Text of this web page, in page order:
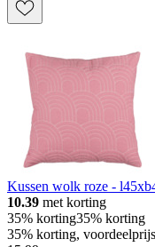
Kussen wolk roze -
10.39 met korting
35% korting35% korting
35% korting,